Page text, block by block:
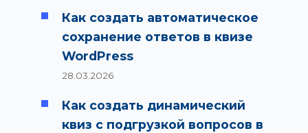
Как создать автоматическое
сохранение ответов в квизе
WordPress
28.03.2026
Как создать динамический
квиз с подгрузкой вопросов в